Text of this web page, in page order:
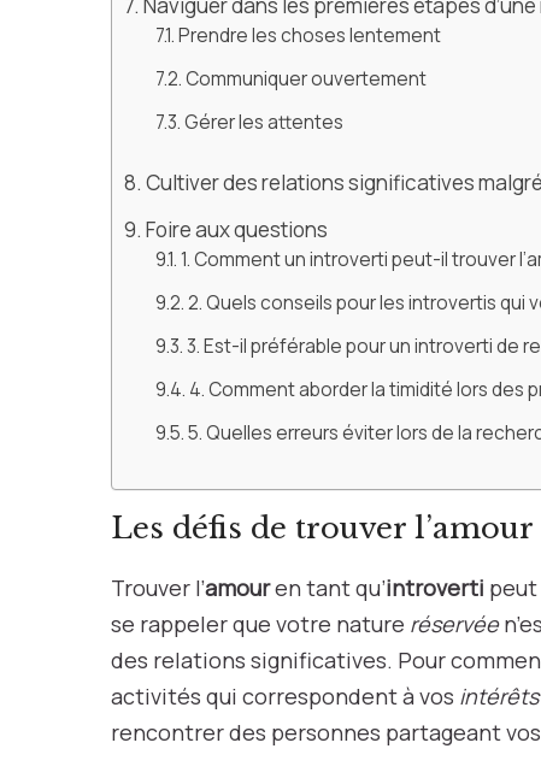
Prendre les choses lentement
Communiquer ouvertement
Gérer les attentes
Cultiver des relations significatives
Foire aux questions
1. Comment un introverti peut-il trouver
2. Quels conseils pour les introvertis qui
3. Est-il préférable pour un introverti de
4. Comment aborder la timidité lors des
5. Quelles erreurs éviter lors de la
Les défis de trouver
Trouver l’amouren tant qu’introverti
se rappeler que votre nature réservée
des relations significatives. Pour
activités qui correspondent à vos intérêts
rencontrer des personnes partageant